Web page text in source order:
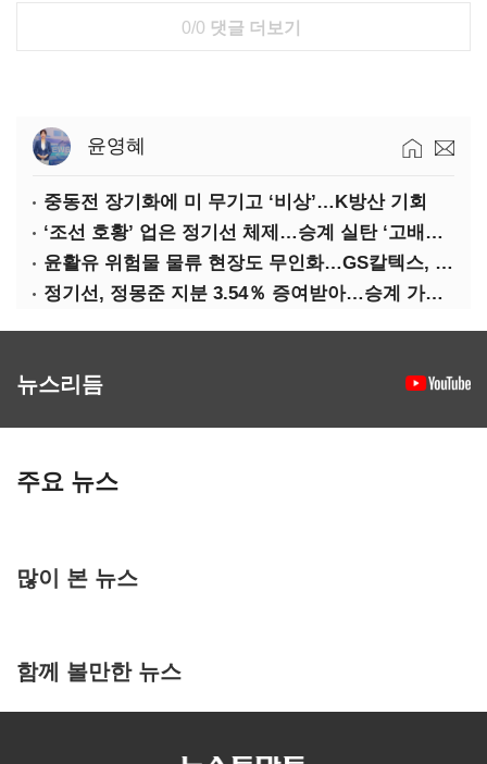
0/0 댓글 더보기
윤영혜
중동전 장기화에 미 무기고 ‘비상’…K방산 기회
‘조선 호황’ 업은 정기선 체제…승계 실탄 ‘고배당’ 주목
윤활유 위험물 물류 현장도 무인화…GS칼텍스, 디지털 전환 가속
정기선, 정몽준 지분 3.54％ 증여받아…승계 가속화
뉴스리듬
주요 뉴스
많이 본 뉴스
함께 볼만한 뉴스